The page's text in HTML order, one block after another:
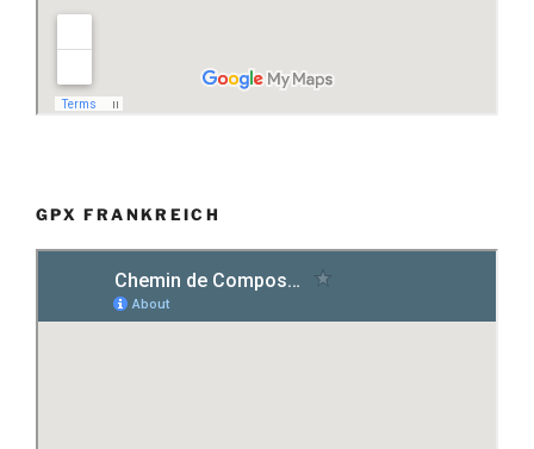
GPX FRANKREICH